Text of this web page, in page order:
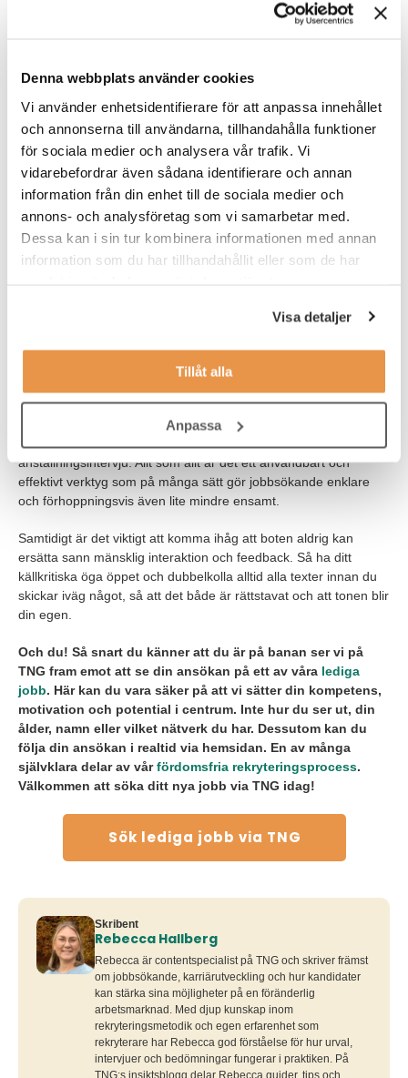
Denna webbplats använder cookies
Vi använder enhetsidentifierare för att anpassa innehållet
och annonserna till användarna, tillhandahålla funktioner
för sociala medier och analysera vår trafik. Vi
vidarebefordrar även sådana identifierare och annan
information från din enhet till de sociala medier och
annons- och analysföretag som vi samarbetar med.
Dessa kan i sin tur kombinera informationen med annan
information som du har tillhandahållit eller som de har
Visa detaljer
Tillåt alla
Anpassa
ChatGPT och jobbsökande så har kritiska röster höjts mot att
det skulle vara ”fusk” att låta boten hjälpa till med viktiga texter
såsom CV och mail till arbetsgivare. Samtidigt finns det ingen
garanti att alla jobbsökare skulle skriva dessa mail själva utan
boten. Man kan ju fortfarande ta hjälp av en riktig jobbcoach
eller kompis.
Kort sagt tänker i alla fall vi på TNG att teknik finns för att stödja
någon i sitt arbete, inte en ersättning för att utföra arbetet själv.
Det är bara du själv som känner till dina tidigare prestationer
skiljer sig från sanningen. Använd därför ChatGPT med samma
En privat jobbcoach
Sammanfattningsvis kan ChatGPT fungera både som en privat
jobbcoach och jobbsökarassistent. Någon som hjälper dig
författa trevliga mail, ett professionellt CV och peppa dig inför en
anställningsintervju. Allt som allt är det ett användbart och
effektivt verktyg som på många sätt gör jobbsökande enklare
och förhoppningsvis även lite mindre ensamt.
Samtidigt är det viktigt att komma ihåg att boten aldrig kan
ersätta sann mänsklig interaktion och feedback. Så ha ditt
källkritiska öga öppet och dubbelkolla alltid alla texter innan du
skickar iväg något, så att det både är rättstavat och att tonen blir
din egen.
Och du! Så snart du känner att du är på banan ser vi på
TNG fram emot att se din ansökan på ett av våra lediga
jobb. Här kan du vara säker på att vi sätter din kompetens,
motivation och potential i centrum. Inte hur du ser ut, din
ålder, namn eller vilket nätverk du har. Dessutom kan du
följa din ansökan i realtid via hemsidan. En av många
självklara delar av vårfördomsfria rekryteringsprocess.
Välkommen att söka ditt nya jobb via TNG idag!
Sök lediga jobb via TNG
Skribent
Rebecca Hallberg
Rebecca är contentspecialist på TNG och skriver främst
om jobbsökande, karriärutveckling och hur kandidater
kan stärka sina möjligheter på en föränderlig
arbetsmarknad. Med djup kunskap inom
rekryteringsmetodik och egen erfarenhet som
rekryterare har Rebecca god förståelse för hur urval,
intervjuer och bedömningar fungerar i praktiken. På